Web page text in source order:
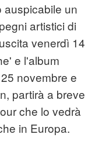
auspicabile un
artistici di
venerdì 14
e l'album
novembre e
partirà a breve
che lo vedrà
in Europa.